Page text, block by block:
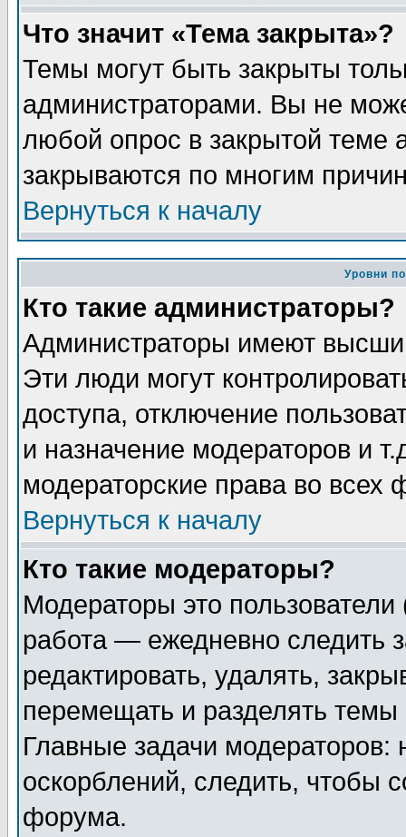
Что значит «Тема закрыта»?
Темы могут быть закрыты
администраторами. Вы не
любой опрос в закрытой теме
закрываются по многим
Вернуться к началу
Уровни
Кто такие администраторы?
Администраторы имеют
Эти люди могут
доступа, отключение
и назначение модераторов и
модераторские права во всех
Вернуться к началу
Кто такие модераторы?
Модераторы это
работа — ежедневно следить
редактировать, удалять,
перемещать и разделять
Главные задачи
оскорблений, следить, чтобы
форума.